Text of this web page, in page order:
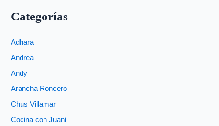
Categorías
Adhara
Andrea
Andy
Arancha Roncero
Chus Villamar
Cocina con Juani